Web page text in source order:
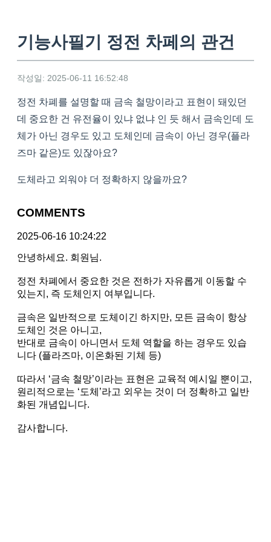
기능사필기 정전 차페의 관건
작성일: 2025-06-11 16:52:48
정전 차폐를 설명할 때 금속 철망이라고 표현이 돼있던
데 중요한 건 유전율이 있냐 없냐 인 듯 해서 금속인데 도
체가 아닌 경우도 있고 도체인데 금속이 아닌 경우(플라
즈마 같은)도 있잖아요?
도체라고 외워야 더 정확하지 않을까요?
COMMENTS
2025-06-16 10:24:22
안녕하세요. 회원님.
정전 차폐에서 중요한 것은 전하가 자유롭게 이동할 수
있는지, 즉 도체인지 여부입니다.
금속은 일반적으로 도체이긴 하지만, 모든 금속이 항상
도체인 것은 아니고,
반대로 금속이 아니면서 도체 역할을 하는 경우도 있습
니다 (플라즈마, 이온화된 기체 등)
따라서 ‘금속 철망’이라는 표현은 교육적 예시일 뿐이고,
원리적으로는 ‘도체’라고 외우는 것이 더 정확하고 일반
화된 개념입니다.
감사합니다.